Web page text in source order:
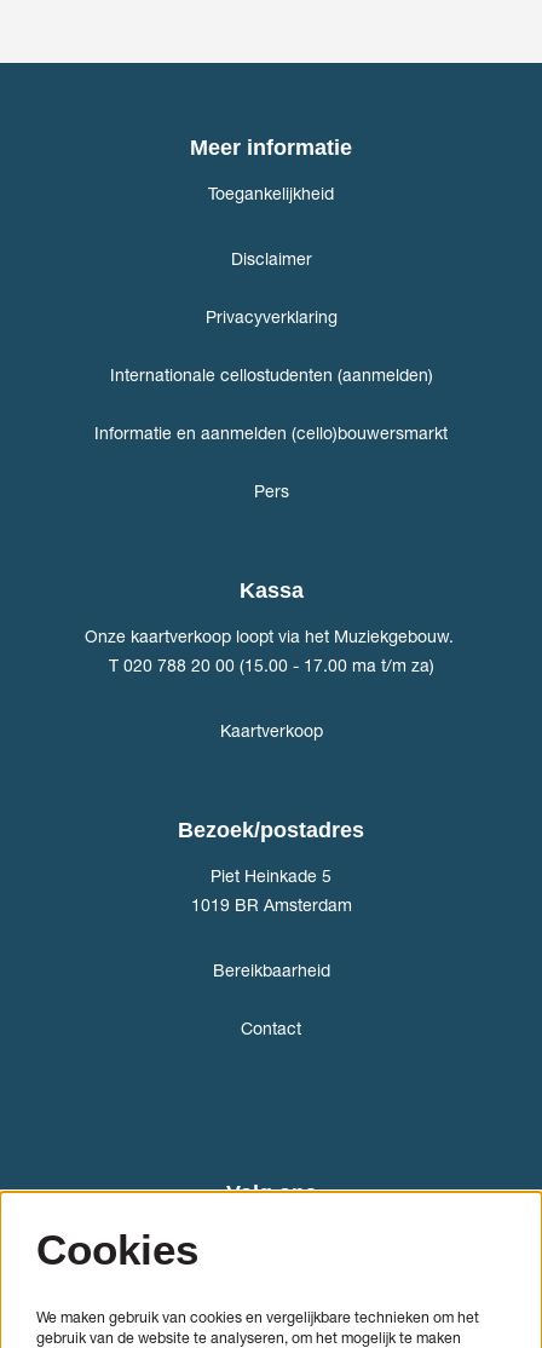
Meer informatie
Toegankelijkheid
Disclaimer
Privacyverklaring
Internationale cellostudenten (aanmelden)
Informatie en aanmelden (cello)bouwersmarkt
Pers
Kassa
Onze kaartverkoop loopt via het Muziekgebouw.
T 020 788 20 00 (15.00 - 17.00 ma t/m za)
Kaartverkoop
Bezoek/postadres
Piet Heinkade 5
1019 BR Amsterdam
Bereikbaarheid
Contact
Volg ons
Cookies
We maken gebruik van cookies en vergelijkbare technieken om het
gebruik van de website te analyseren, om het mogelijk te maken